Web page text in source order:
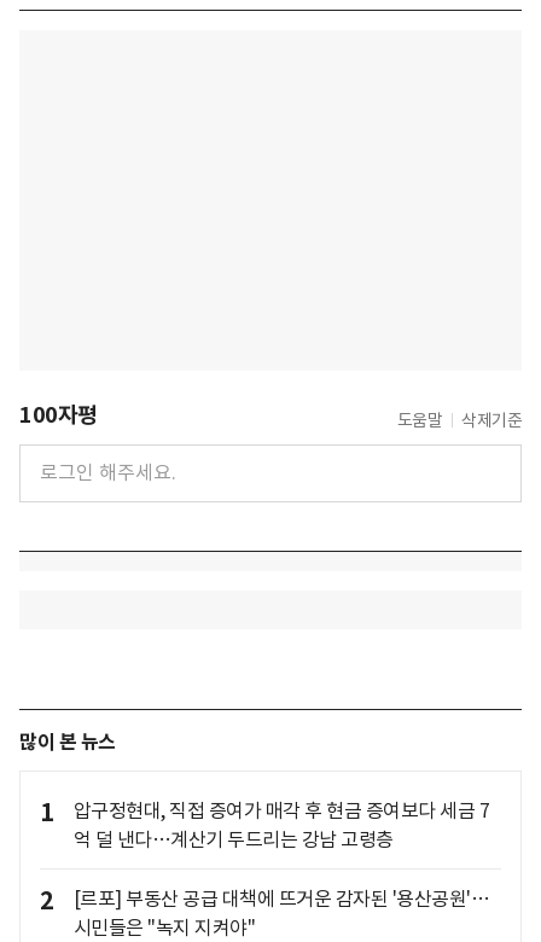
100자평 도움말 삭제기준
많이 본 뉴스
1
압구정현대, 직접 증여가 매각 후 현금 증여보다 세금 7
억 덜 낸다…계산기 두드리는 강남 고령층
2
[르포] 부동산 공급 대책에 뜨거운 감자된 '용산공원'…
시민들은 "녹지 지켜야"